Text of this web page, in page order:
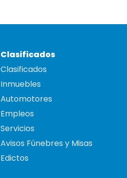
Clasificados
Clasificados
Inmuebles
Automotores
Empleos
Servicios
Avisos Fúnebres y Misas
Edictos